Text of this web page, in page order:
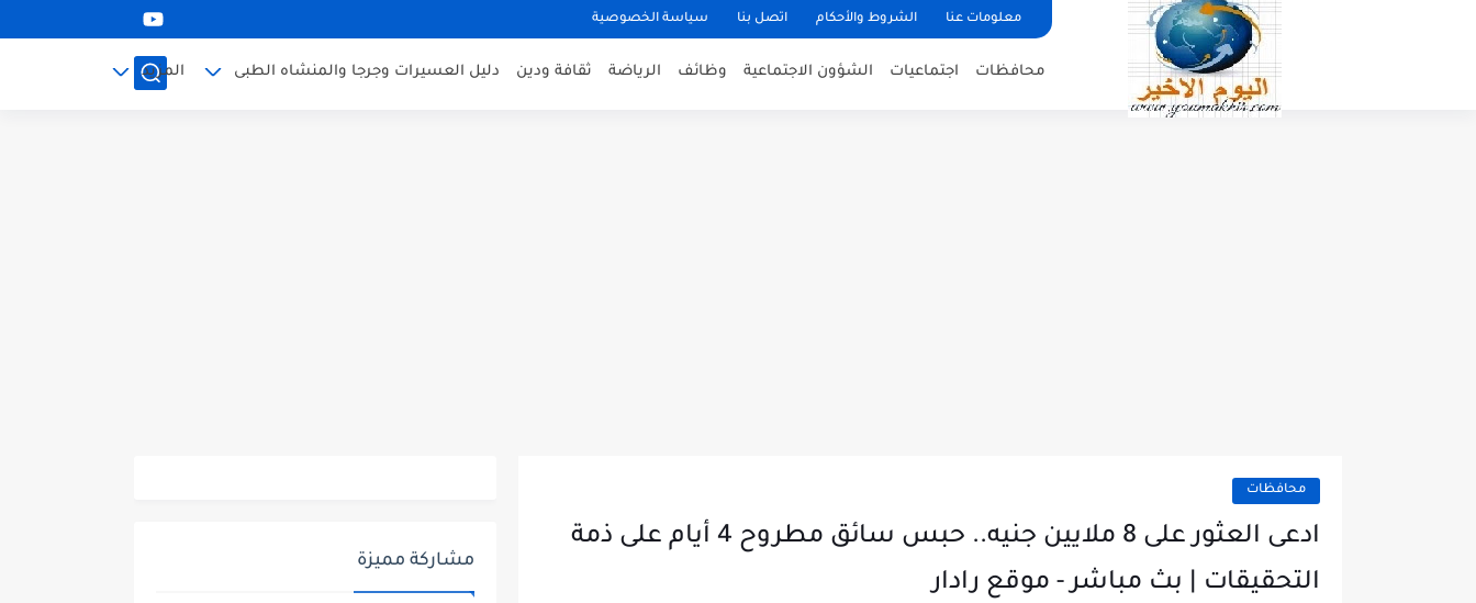
معلومات عنا الشروط والأحكام اتصل بنا سياسة الخصوصية
محافظات اجتماعيات الشؤون الاجتماعية وظائف الرياضة ثقافة ودين دليل العسيرات وجرجا والمنشاه الطبى المزيد
محافظات
ادعى العثور على 8 ملايين جنيه.. حبس سائق مطروح 4 أيام على ذمة
التحقيقات | بث مباشر - موقع رادار
مشاركة مميزة